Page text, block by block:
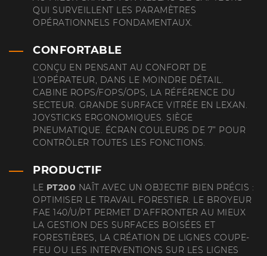
QUI SURVEILLENT LES PARAMÈTRES
OPÉRATIONNELS FONDAMENTAUX.
CONFORTABLE
CONÇU EN PENSANT AU CONFORT DE
L’OPÉRATEUR, DANS LE MOINDRE DÉTAIL.
CABINE ROPS/FOPS/OPS, LA RÉFÉRENCE DU
SECTEUR. GRANDE SURFACE VITRÉE EN LEXAN.
JOYSTICKS ERGONOMIQUES. SIÈGE
PNEUMATIQUE. ÉCRAN COULEURS DE 7” POUR
CONTRÔLER TOUTES LES FONCTIONS.
PRODUCTIF
LE PT200 NAÎT AVEC UN OBJECTIF BIEN PRÉCIS :
OPTIMISER LE TRAVAIL FORESTIER. LE BROYEUR
FAE 140/U/PT PERMET D’AFFRONTER AU MIEUX
LA GESTION DES SURFACES BOISÉES ET
FORESTIÈRES, LA CRÉATION DE LIGNES COUPE-
FEU OU LES INTERVENTIONS SUR LES LIGNES